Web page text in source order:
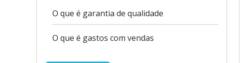
O que é garantia de qualidade
O que é gastos com vendas